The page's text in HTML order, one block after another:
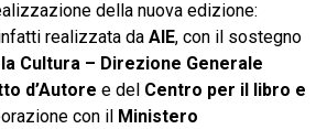
della nuova edizione:
realizzata da AIE, con il sostegno
Cultura – Direzione Generale
d’Autore e del Centro per il libro e
con il Ministero